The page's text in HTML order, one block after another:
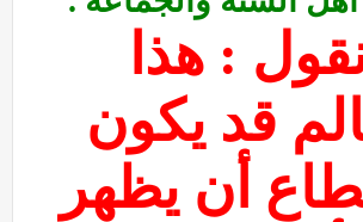
: هذا
قد يكون
أن يظهر